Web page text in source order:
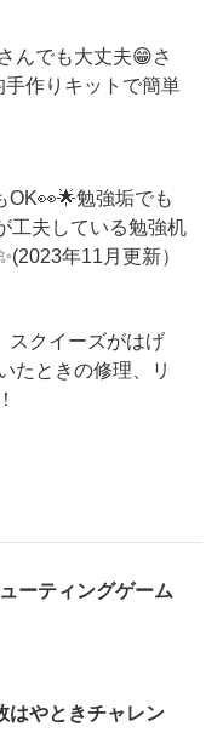
んでも大丈夫😁さ
作りキットで簡単
OK👀🌟勉強垢でも
工夫している勉強机
年11月更新）
スクイーズがはげ
たときの修理、リ
ーティングゲーム
はやときチャレン